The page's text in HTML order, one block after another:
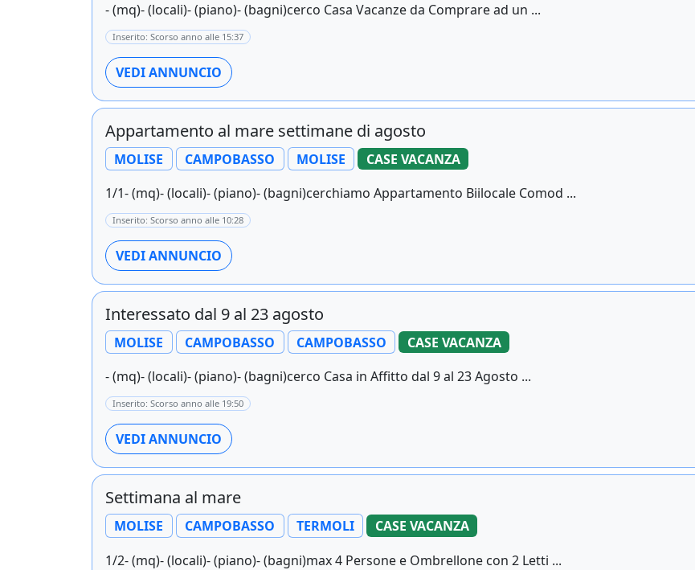
- (mq)- (locali)- (piano)- (bagni)cerco Casa Vacanze da Comprare ad un ...
Inserito: Scorso anno alle 15:37
VEDI ANNUNCIO
Appartamento al mare settimane di agosto
MOLISE CAMPOBASSO MOLISE
CASE VACANZA
1/1- (mq)- (locali)- (piano)- (bagni)cerchiamo Appartamento Biilocale Comod ...
Inserito: Scorso anno alle 10:28
VEDI ANNUNCIO
Interessato dal 9 al 23 agosto
MOLISE CAMPOBASSO CAMPOBASSO
CASE VACANZA
- (mq)- (locali)- (piano)- (bagni)cerco Casa in Affitto dal 9 al 23 Agosto ...
Inserito: Scorso anno alle 19:50
VEDI ANNUNCIO
Settimana al mare
MOLISE CAMPOBASSO TERMOLI
CASE VACANZA
1/2- (mq)- (locali)- (piano)- (bagni)max 4 Persone e Ombrellone con 2 Letti ...